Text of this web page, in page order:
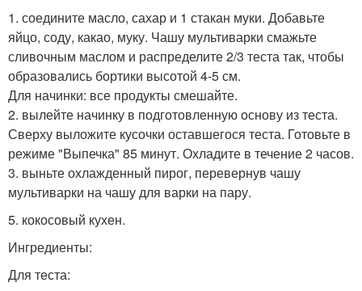
1. соедините масло, сахар и 1 стакан муки. Добавьте
яйцо, соду, какао, муку. Чашу мультиварки смажьте
сливочным маслом и распределите 2/3 теста так, чтобы
образовались бортики высотой 4-5 см.
Для начинки: все продукты смешайте.
2. вылейте начинку в подготовленную основу из теста.
Сверху выложите кусочки оставшегося теста. Готовьте в
режиме "Выпечка" 85 минут. Охладите в течение 2 часов.
3. выньте охлажденный пирог, перевернув чашу
мультиварки на чашу для варки на пару.
5. кокосовый кухен.
Ингредиенты:
Для теста: